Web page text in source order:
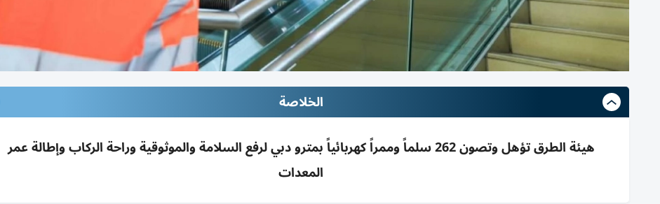
الخلاصة
هيئة الطرق تؤهل وتصون 262 سلماً وممراً كهربائياً بمترو دبي لرفع السلامة والموثوقية وراحة الركاب وإطالة عمر
المعدات